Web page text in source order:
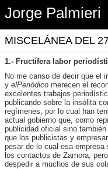
Jorge Palmieri
MISCELÁNEA DEL
1.- Fructífera labor
No me canso de decir que el
y elPeriódico merecen el
excelentes trabajos
publicando sobre la insólita
regímenes, por lo cual han
actual gobierno que, como
publicidad oficial sino
que los publicistas y
pesar de lo cual esa
los contactos de Zamora,
despedir a muchos de sus